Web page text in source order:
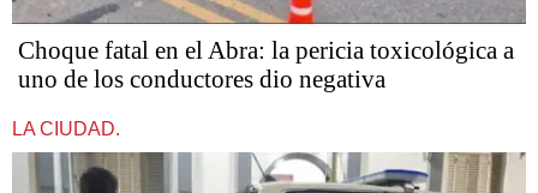
Choque fatal en el Abra: la pericia toxicológica a
uno de los conductores dio negativa
LA CIUDAD.